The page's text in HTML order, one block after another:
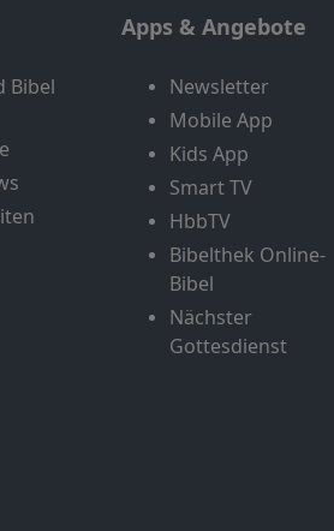
Bibel
Apps & Angebote
Newsletter
Mobile App
Kids App
Smart TV
HbbTV
Bibelthek Online-
Bibel
Nächster
Gottesdienst